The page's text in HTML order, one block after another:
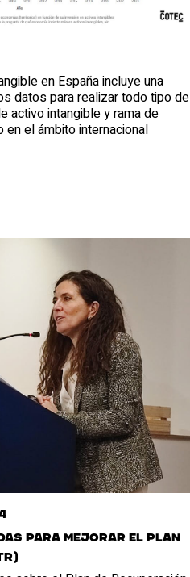
en España incluye una
datos para realizar todo tipo de
activo intangible y rama de
en el ámbito internacional
para mejorar el plan